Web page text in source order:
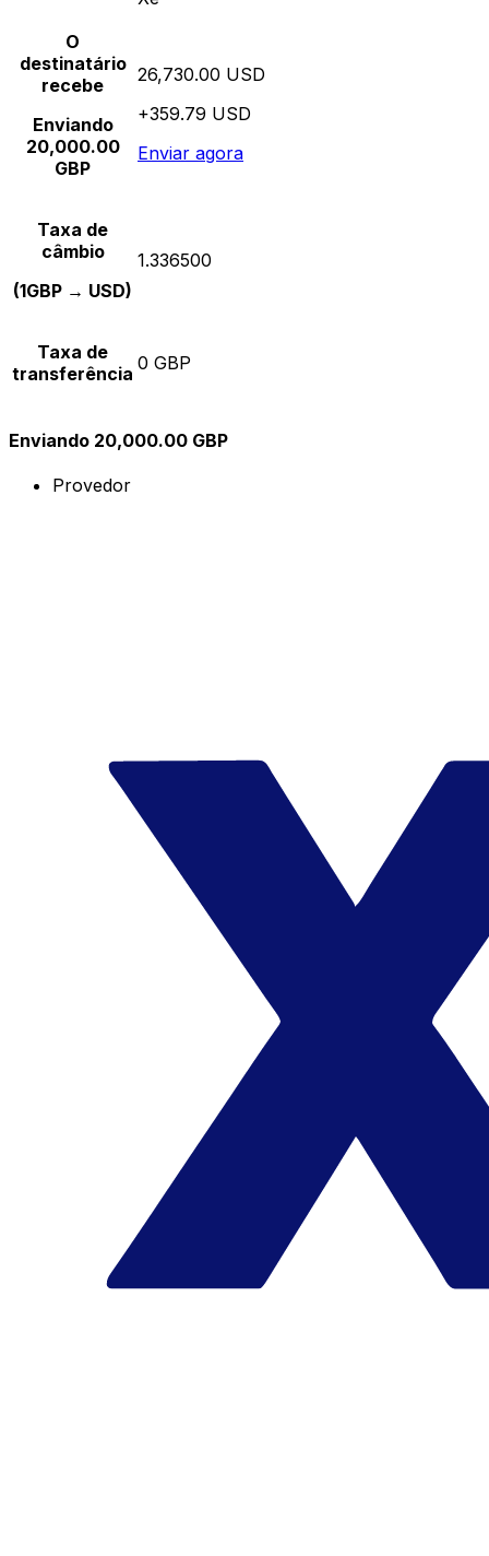
O
destinatário
recebe
Enviando
20,000.00
GBP
26,730.00 USD
+359.79 USD
Enviar agora
Taxa de
câmbio
(1GBP → USD)
1.336500
Taxa de
transferência 0 GBP
Enviando 20,000.00 GBP
Provedor